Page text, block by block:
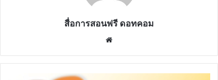
คู่มือการประเมินการดำเนินการการพิจารณาเลื่อนขั้นเงินเดือน
ดาวน์โหลดที่นี่
ที่มา:สำนักพัฒนาระบบบริหารงานบุคคลและนิติการ